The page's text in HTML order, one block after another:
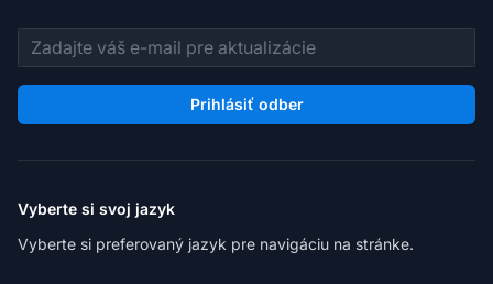
E-mailová adresa
Prihlásiť odber
Vyberte si svoj jazyk
Vyberte si preferovaný jazyk pre navigáciu na stránke.